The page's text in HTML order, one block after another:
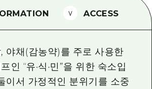
박 3일
진 다운로드
해가 발생했을 때의 교통 정보
ACCESS
야채(감농약)를 주로 사용한
인 “유·식·민”을 위한 숙소입
이서 가정적인 분위기를 소중